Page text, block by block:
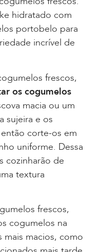
hidratado com
portobelo para
incrível de
frescos,
os cogumelos
macia ou um
sujeira e os
corte-os em
uniforme. Dessa
cozinharão de
textura
frescos,
cogumelos na
macios, como